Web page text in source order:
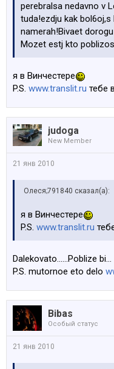
perebralsa nedavno v
tuda!ezdju kak
namerah!Bivaet
Mozet estj kto
я в Винчестере
P.S. www.translit.ru тебе
judoga
New Member
21 янв 2010
Олеся;791840 сказал(а):
я в Винчестере
P.S. www.translit.ru
Dalekovato......Poblize bi...
P.S. mutornoe eto delo
Bibas
Особый статус
21 янв 2010